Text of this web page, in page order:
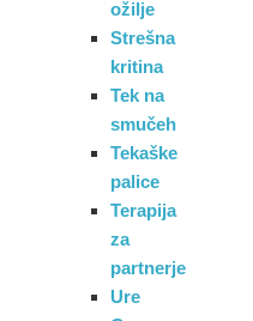
ožilje
Strešna
kritina
Tek na
smučeh
Tekaške
palice
Terapija
za
partnerje
Ure